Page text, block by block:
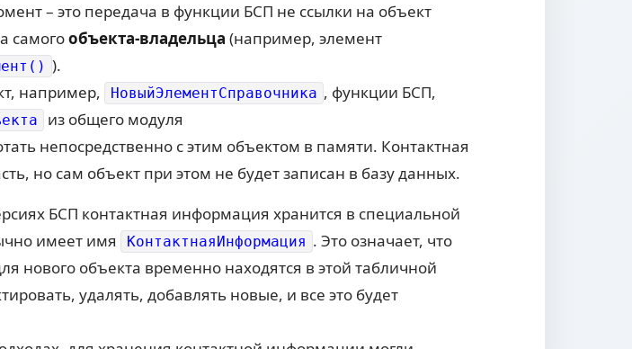
– это передача в функции БСП не ссылки на объект
самогообъекта-владельца (например, элемент
).
например,
НовыйЭлементСправочника , функции БСП,
из общего модуля
непосредственно с этим объектом в памяти. Контактная
но сам объект при этом не будет записан в базу данных.
БСП контактная информация хранится в специальной
имеет имя
КонтактнаяИнформация . Это означает, что
нового объекта временно находятся в этой табличной
удалять, добавлять новые, и все это будет